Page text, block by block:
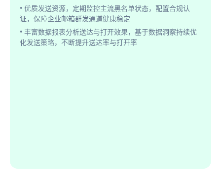
• 优质发送资源，定期监控主流黑名单状态，配置合规认
证，保障企业邮箱群发通道健康稳定
• 丰富数据报表分析送达与打开效果，基于数据洞察持续优
化发送策略，不断提升送达率与打开率